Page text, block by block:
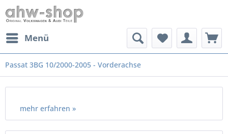
Menü
Passat 3BG 10/2000-2005 - Vorderachse
mehr erfahren »